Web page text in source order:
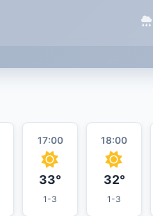
17:00
33°
1-3
18:00
32°
1-3